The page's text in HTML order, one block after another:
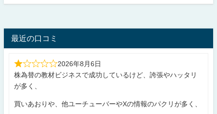
最近の口コミ
2026年8月6日
株為替の教材ビジネスで成功しているけど、誇張やハッタリ
が多く、
買いあおりや、他ユーチューバーやXの情報のパクリが多く、